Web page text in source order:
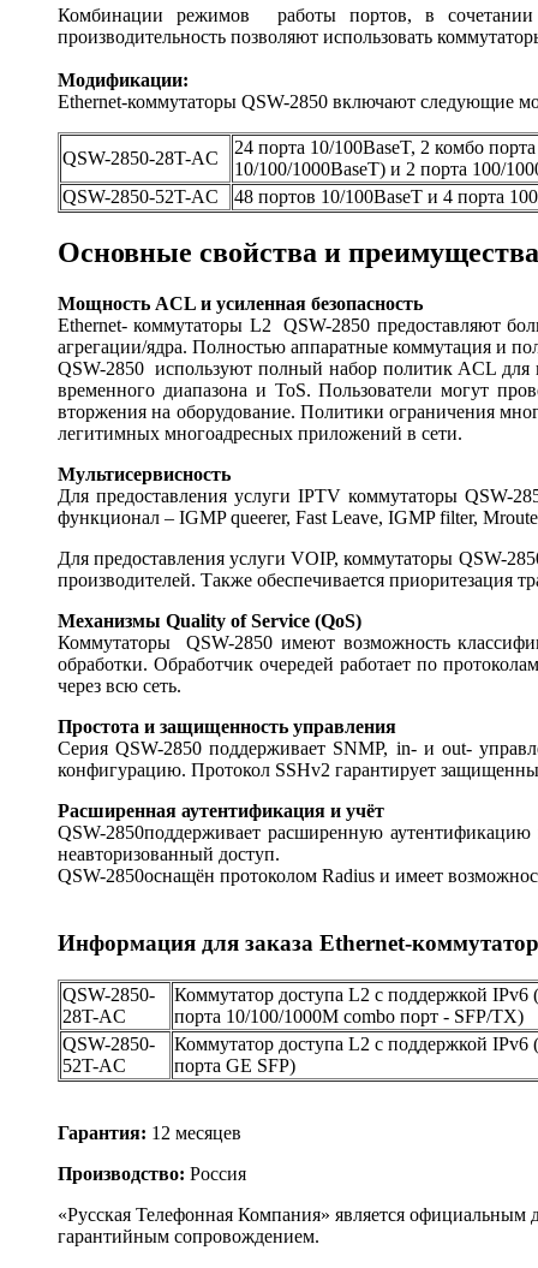
Комбинации режимов работы портов, в сочетании
производительность позволяют использовать
Модификации:
Ethernet-коммутаторы QSW-2850 включают следующие
QSW-2850-28T-AC
24 порта 10/100BaseT, 2 комбо
10/100/1000BaseT) и 2 порта 100/
QSW-2850-52T-AC
48 портов 10/100BaseT и 4 порта
Основные свойства и
Мощность ACL и усиленная безопасность
Ethernet- коммутаторы L2 QSW-2850 предоставляют
агрегации/ядра. Полностью аппаратные коммутация и
QSW-2850 используют полный набор политик ACL для
временного диапазона и ToS. Пользователи могут
вторжения на оборудование. Политики ограничения
легитимных многоадресных приложений в сети.
Мультисервисность
Для предоставления услуги IPTV коммутаторы
функционал – IGMP queerer, Fast Leave, IGMP filter,
Для предоставления услуги VOIP, коммутаторы QSW-
производителей. Также обеспечивается приоритезация
Механизмы Quality of Service (QoS)
Коммутаторы QSW-2850 имеют возможность
обработки. Обработчик очередей работает по
через всю сеть.
Простота и защищенность управления
Серия QSW-2850 поддерживает SNMP, in- и out-
конфигурацию. Протокол SSHv2 гарантирует
Расширенная аутентификация и учёт
QSW-2850поддерживает расширенную
неавторизованный доступ.
QSW-2850оснащён протоколом Radius и имеет
Информация для заказа Ethernet-
QSW-2850-
28T-AC
Коммутатор доступа L2 с поддержкой IPv6
порта 10/100/1000M combo порт - SFP/TX)
QSW-2850-
52T-AC
Коммутатор доступа L2 с поддержкой IPv6
порта GE SFP)
Гарантия: 12 месяцев
Производство: Россия
«Русская Телефонная Компания» является
гарантийным сопровождением.